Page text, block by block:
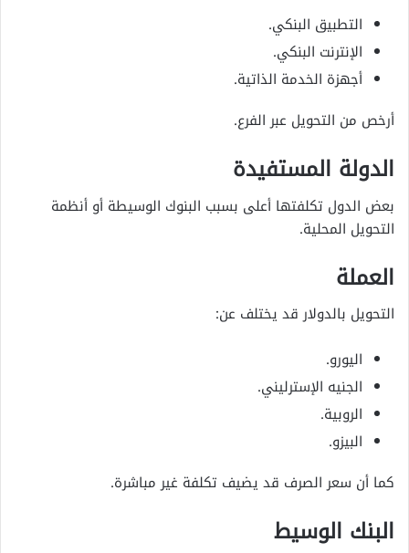
التطبيق البنكي.
الإنترنت البنكي.
أجهزة الخدمة الذاتية.
أرخص من التحويل عبر الفرع.
الدولة المستفيدة
بعض الدول تكلفتها أعلى بسبب البنوك الوسيطة أو أنظمة
التحويل المحلية.
العملة
التحويل بالدولار قد يختلف عن:
اليورو.
الجنيه الإسترليني.
الروبية.
البيزو.
كما أن سعر الصرف قد يضيف تكلفة غير مباشرة.
البنك الوسيط